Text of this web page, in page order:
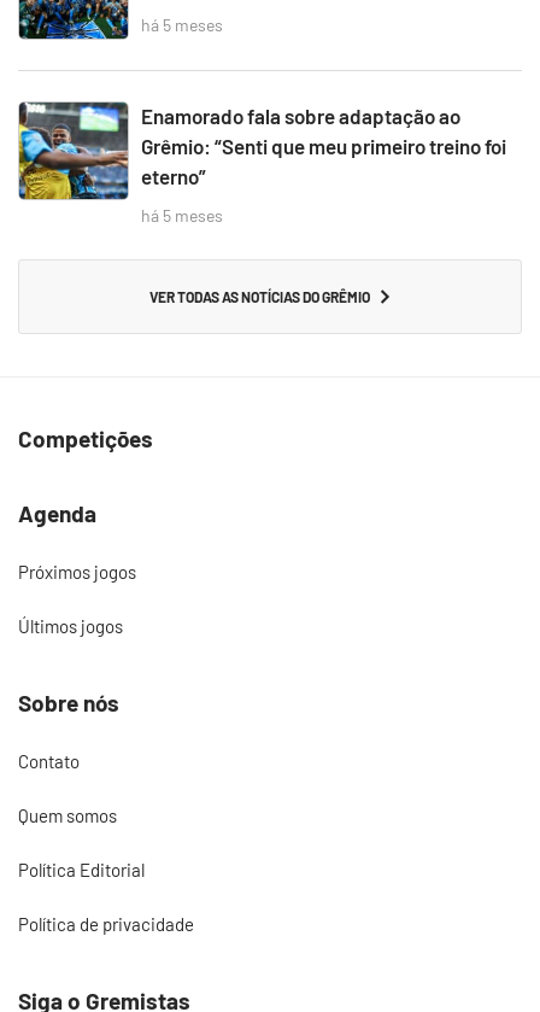
há 5 meses
Enamorado fala sobre adaptação ao
Grêmio: “Senti que meu primeiro treino foi
eterno”
há 5 meses
VER TODAS AS NOTÍCIAS DO GRÊMIO
Competições
Agenda
Próximos jogos
Últimos jogos
Sobre nós
Contato
Quem somos
Política Editorial
Política de privacidade
Siga o Gremistas